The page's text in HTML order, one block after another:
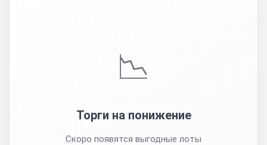
📉
Торги на понижение
Скоро появятся выгодные лоты